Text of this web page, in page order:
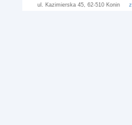
ul. Kazimierska 45, 62-510 Konin